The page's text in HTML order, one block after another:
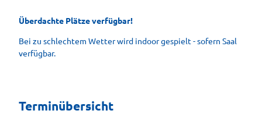
Überdachte Plätze verfügbar!
Bei zu schlechtem Wetter wird indoor gespielt - sofern Saal
verfügbar.
Terminübersicht